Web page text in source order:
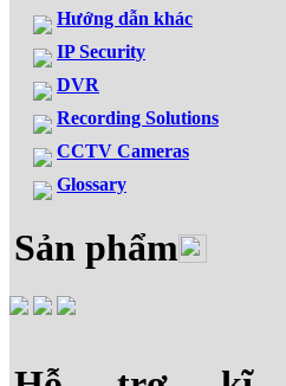
Hướng dẫn khác
IP Security
DVR
Recording Solutions
CCTV Cameras
Glossary
Sản phẩm